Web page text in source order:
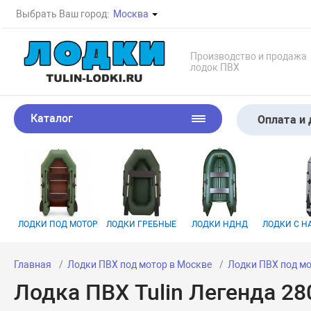
Выбрать Ваш город: Москва
Производство и продажа
лодок ПВХ
Каталог Оплата и
ЛОДКИ ПОД МОТОР ЛОДКИ ГРЕБНЫЕ ЛОДКИ НДНД ЛОДКИ С
Главная Лодки ПВХ под мотор в Москве Лодки ПВХ под
Лодка ПВХ Tulin Легенда